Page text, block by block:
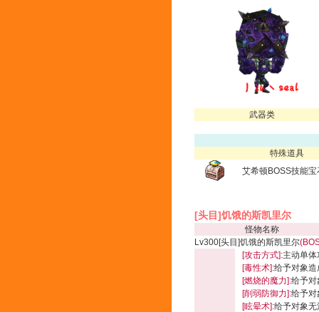
武器类
特殊道具
艾希顿BOSS技能宝
[头目]饥饿的斯凯里尔
怪物名称
Lv300[头目]饥饿的斯凯里尔
[攻击方式]:主动单体
[毒性术]:给予对象
[燃烧的魔力]:给予对
[削弱防御力]:给予对
[眩晕术]:给予对象